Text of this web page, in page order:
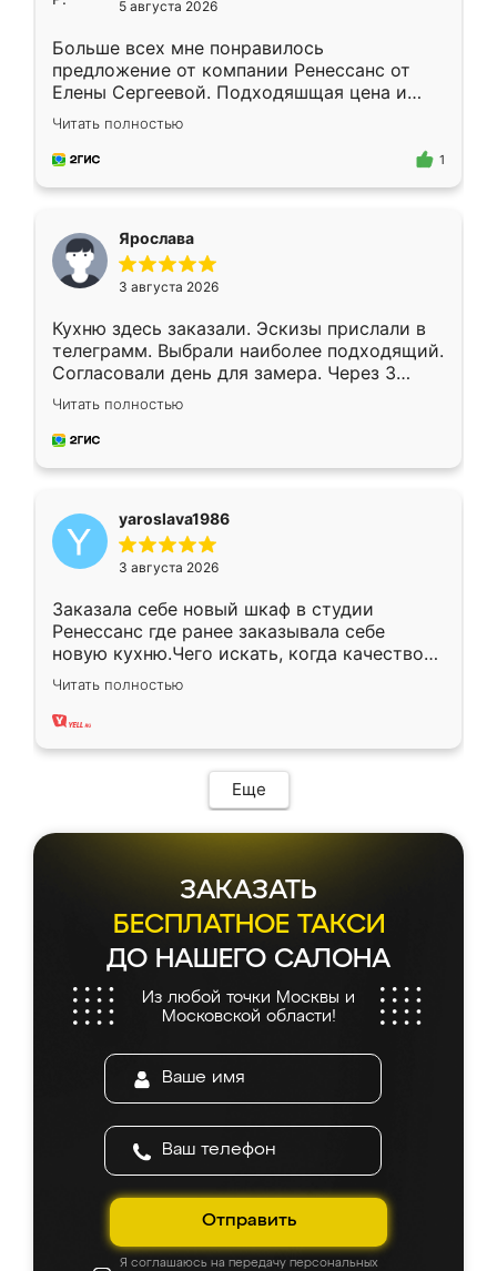
5 августа 2026
Больше всех мне понравилось
предложение от компании Ренессанс от
Елены Сергеевой. Подходяшщая цена и
короткие сроки изготовления. Приехавший
для замера сотрудник Владислав
предложил по моему эскизу самый
Читать полностью
1
Ярослава
3 августа 2026
Кухню здесь заказали. Эскизы прислали в
телеграмм. Выбрали наиболее подходящий.
Согласовали день для замера. Через 3
недели кухня была уже готова. Остались
довольны работой. Спасибо Ренессанс
мебель за качественную работу!
Читать полностью
yaroslava1986
3 августа 2026
Заказала себе новый шкаф в студии
Ренессанс где ранее заказывала себе
новую кухню.Чего искать, когда качеством
вполне довольна. Служит кухня уже почти
два года, нареканий нет.
Читать полностью
Еще
ЗАКАЗАТЬ
БЕСПЛАТНОЕ ТАКСИ
ДО НАШЕГО САЛОНА
Из любой точки Москвы и
Московской области!
Отправить
Я соглашаюсь на передачу персональных